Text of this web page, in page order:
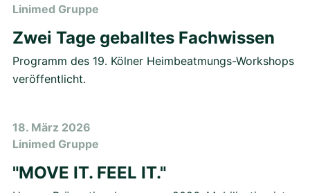
Linimed Gruppe
Zwei Tage geballtes Fachwissen
Programm des 19. Kölner Heimbeatmungs-Workshops
veröffentlicht.
18. März 2026
Linimed Gruppe
"MOVE IT. FEEL IT."